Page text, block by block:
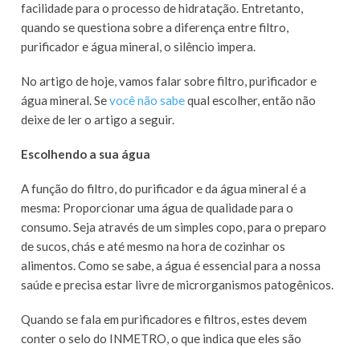
facilidade para o processo de hidratação. Entretanto,
quando se questiona sobre a diferença entre filtro,
purificador e água mineral, o silêncio impera.
No artigo de hoje, vamos falar sobre filtro, purificador e
água mineral. Sevocê não sabequal escolher, então não
deixe de ler o artigo a seguir.
Escolhendo a sua água
A função do filtro, do purificador e da água mineral é a
mesma: Proporcionar uma água de qualidade para o
consumo. Seja através de um simples copo, para o preparo
de sucos, chás e até mesmo na hora de cozinhar os
alimentos. Como se sabe, a água é essencial para a nossa
saúde e precisa estar livre de microrganismos patogênicos.
Quando se fala em purificadores e filtros, estes devem
conter o selo do INMETRO, o que indica que eles são